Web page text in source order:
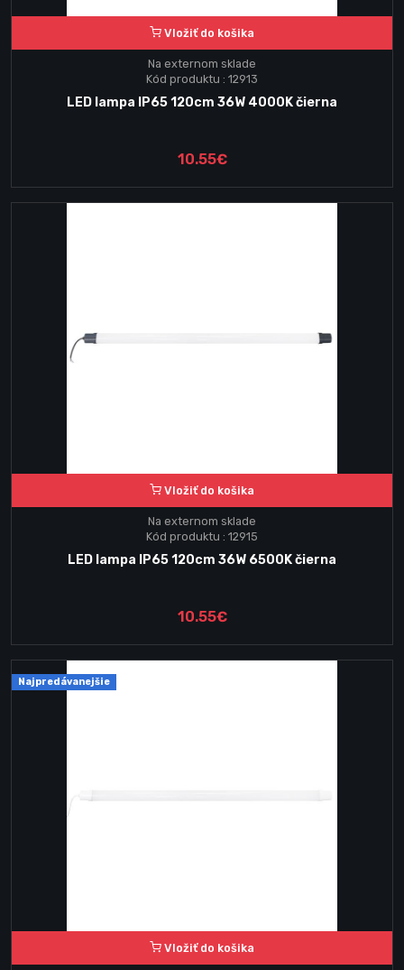
Vložiť do košika
Na externom sklade
Kód produktu : 12913
LED lampa IP65 120cm 36W 4000K čierna
10.55€
Vložiť do košika
Na externom sklade
Kód produktu : 12915
LED lampa IP65 120cm 36W 6500K čierna
10.55€
Najpredávanejšie
Vložiť do košika